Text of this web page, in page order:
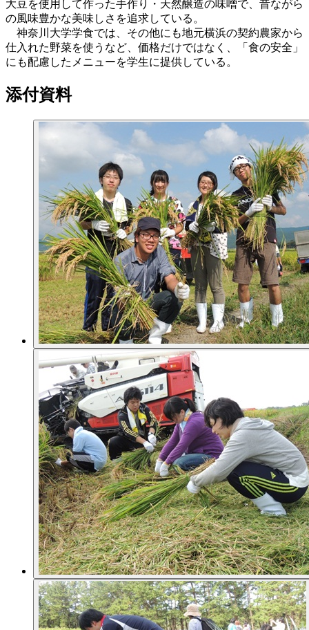
大豆を使用して作った手作り・天然醸造の味噌で、昔ながら
の風味豊かな美味しさを追求している。
神奈川大学学食では、その他にも地元横浜の契約農家から
仕入れた野菜を使うなど、価格だけではなく、「食の安全」
にも配慮したメニューを学生に提供している。
添付資料